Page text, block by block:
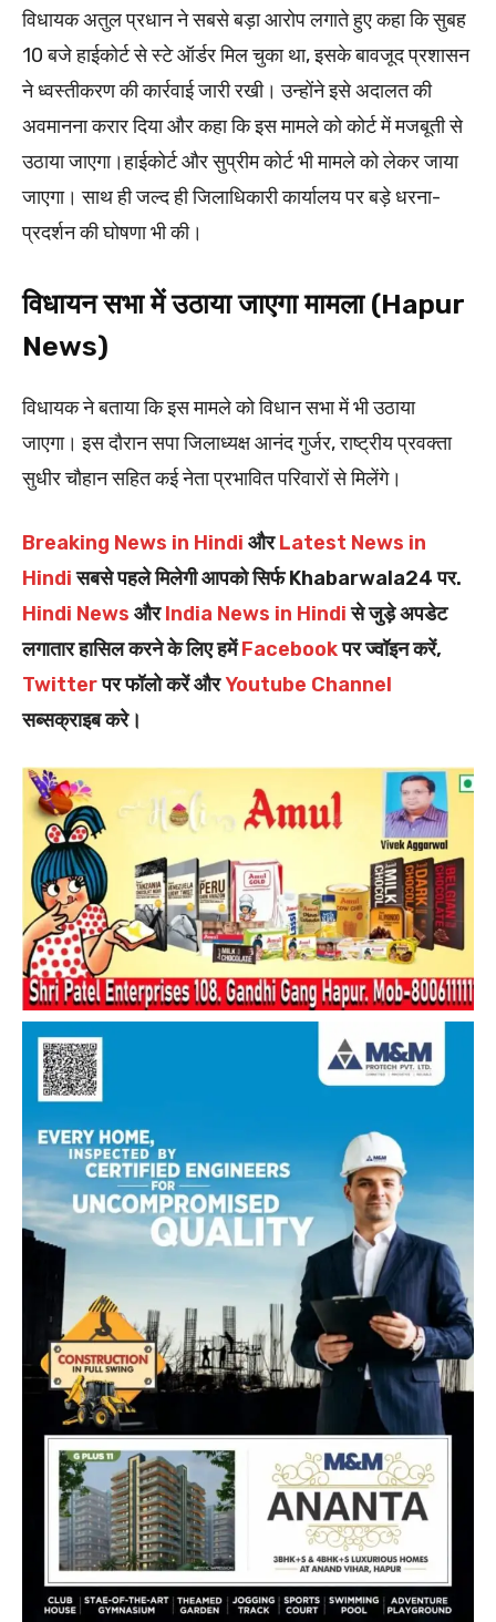
विधायक अतुल प्रधान ने सबसे बड़ा आरोप लगाते हुए कहा कि सुबह
10 बजे हाईकोर्ट से स्टे ऑर्डर मिल चुका था, इसके बावजूद प्रशासन
ने ध्वस्तीकरण की कार्रवाई जारी रखी। उन्होंने इसे अदालत की
अवमानना करार दिया और कहा कि इस मामले को कोर्ट में मजबूती से
उठाया जाएगा।हाईकोर्ट और सुप्रीम कोर्ट भी मामले को लेकर जाया
जाएगा। साथ ही जल्द ही जिलाधिकारी कार्यालय पर बड़े धरना-
प्रदर्शन की घोषणा भी की।
विधायन सभा में उठाया जाएगा मामला (Hapur
News)
विधायक ने बताया कि इस मामले को विधान सभा में भी उठाया
जाएगा। इस दौरान सपा जिलाध्यक्ष आनंद गुर्जर, राष्ट्रीय प्रवक्ता
सुधीर चौहान सहित कई नेता प्रभावित परिवारों से मिलेंगे।
Breaking News in Hindi औरLatest News in
Hindiसबसे पहले मिलेगी आपको सिर्फ Khabarwala24 पर.
Hindi News औरIndia News in Hindiसे जुड़े अपडेट
लगातार हासिल करने के लिए हमेंFacebookपर ज्वॉइन करें,
Twitterपर फॉलो करें औरYoutube Channel
सब्सक्राइब करे।